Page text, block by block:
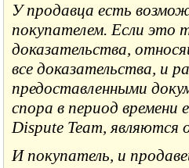
У продавца есть
покупателем. Если это
доказательства,
все доказательства, и
предоставленными
спора в период времени
Dispute Team, являются
И покупатель, и